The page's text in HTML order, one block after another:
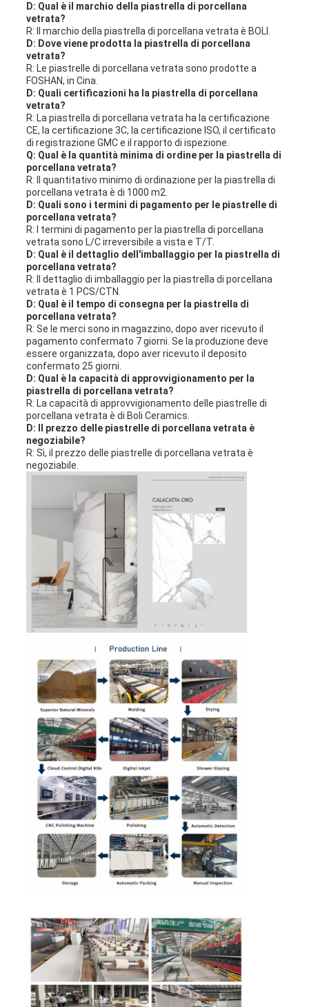
D: Qual è il marchio della piastrella di porcellana
vetrata?
R: Il marchio della piastrella di porcellana vetrata è BOLI.
D: Dove viene prodotta la piastrella di porcellana
vetrata?
R: Le piastrelle di porcellana vetrata sono prodotte a
FOSHAN, in Cina.
D: Quali certificazioni ha la piastrella di porcellana
vetrata?
R: La piastrella di porcellana vetrata ha la certificazione
CE, la certificazione 3C, la certificazione ISO, il certificato
di registrazione GMC e il rapporto di ispezione.
Q: Qual è la quantità minima di ordine per la piastrella di
porcellana vetrata?
R: Il quantitativo minimo di ordinazione per la piastrella di
porcellana vetrata è di 1000 m2.
D: Quali sono i termini di pagamento per le piastrelle di
porcellana vetrata?
R: I termini di pagamento per la piastrella di porcellana
vetrata sono L/C irreversibile a vista e T/T.
D: Qual è il dettaglio dell'imballaggio per la piastrella di
porcellana vetrata?
R: Il dettaglio di imballaggio per la piastrella di porcellana
vetrata è 1 PCS/CTN.
D: Qual è il tempo di consegna per la piastrella di
porcellana vetrata?
R: Se le merci sono in magazzino, dopo aver ricevuto il
pagamento confermato 7 giorni. Se la produzione deve
essere organizzata, dopo aver ricevuto il deposito
confermato 25 giorni.
D: Qual è la capacità di approvvigionamento per la
piastrella di porcellana vetrata?
R: La capacità di approvvigionamento delle piastrelle di
porcellana vetrata è di Boli Ceramics.
D: Il prezzo delle piastrelle di porcellana vetrata è
negoziabile?
R: Sì, il prezzo delle piastrelle di porcellana vetrata è
negoziabile.